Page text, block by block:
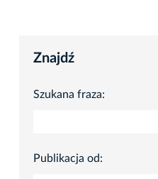
Znajdź
Szukana fraza:
Publikacja od: